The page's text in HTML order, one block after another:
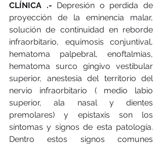
CLÍNICA .- Depresión o perdida de
proyección de la eminencia malar,
solución de continuidad en reborde
infraorbitario, equimosis conjuntival,
hematoma palpebral, enoftalmias,
hematoma surco gingivo vestibular
superior, anestesia del territorio del
nervio infraorbitario ( medio labio
superior, ala nasal y dientes
premolares) y epistaxis son los
síntomas y signos de esta patología.
Dentro estos signos comunes